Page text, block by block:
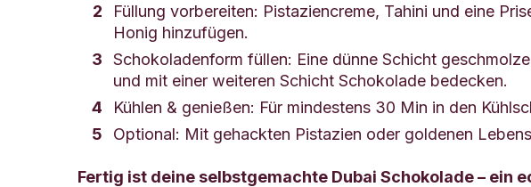
Füllung vorbereiten: Pistaziencreme, Tahini und eine
Honig hinzufügen.
Schokoladenform füllen: Eine dünne Schicht
und mit einer weiteren Schicht Schokolade bedecken.
Kühlen & genießen: Für mindestens 30 Min in den
Optional: Mit gehackten Pistazien oder goldenen
Fertig ist deine selbstgemachte Dubai Schokolade – ein